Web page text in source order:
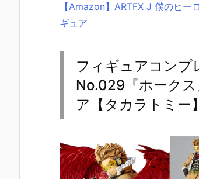
【Amazon】ARTFX J 僕のヒ
ギュア
フィギュアコンプ
No.029『ホーク
ア【タカラトミー
【機動戦士ガ
DESTINY】G
【攻殻機動
隊】ROBOT
魂『フチコ
マ』THE GH
隊】S.H.フィ
ギュアーツ
『草薙素子』